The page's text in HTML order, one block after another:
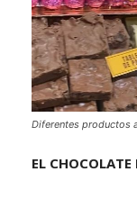
Diferentes productos
EL